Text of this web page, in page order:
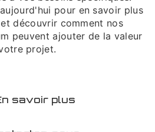
pour en savoir plus
découvrir comment nos
peuvent ajouter de la valeur
projet.
savoir plus